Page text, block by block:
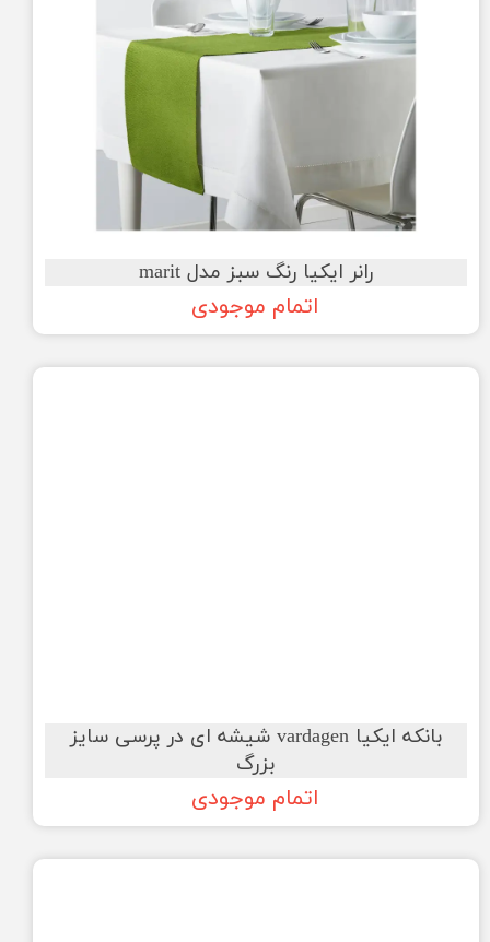
رانر ایکیا رنگ سبز مدل marit
اتمام موجودی
بانکه ایکیا vardagen شیشه ای در پرسی سایز
بزرگ
اتمام موجودی